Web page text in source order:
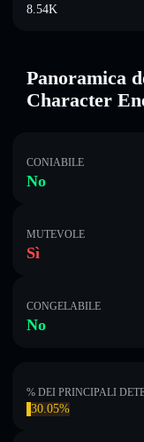
8.54K
Panoramica
Character
CONIABILE
No
MUTEVOLE
Sì
CONGELABILE
No
% DEI PRINCIPALI
30.05%